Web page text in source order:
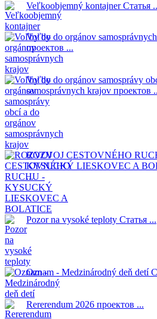
Veľkoobjemný kontajnerСтатья
Voľby do orgánov
проектов ...
Voľby do orgánov samosprávy
samosprávnych krajov проектов
ROZVOJ CESTOVNÉHO
KYSUCKÝ LIESKOVEC A
...
Pozor na vysoké teploty Статья ...
Oznam - Medzinárodný deň detí
Rererendum 2026 проектов ...